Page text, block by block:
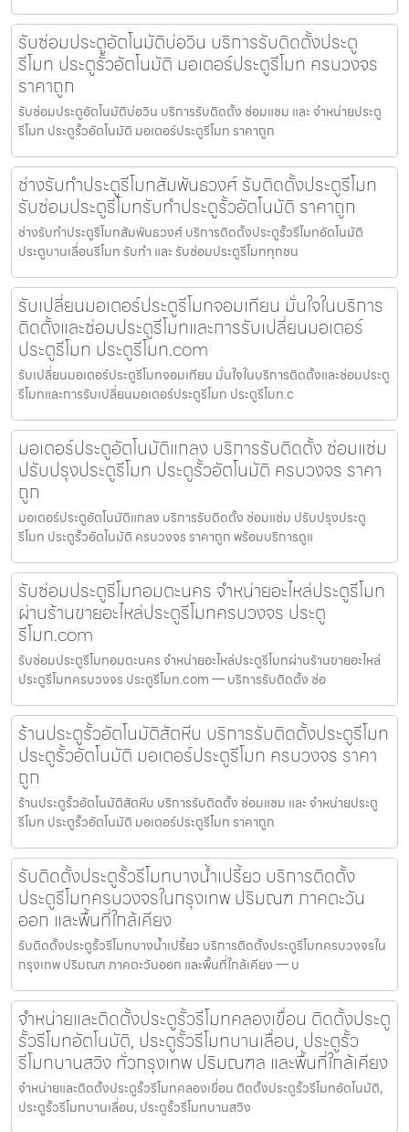
รับซ่อมประตูอัตโนมัติบ่อวิน บริการรับติดตั้งประตู
รีโมท ประตูรั้วอัตโนมัติ มอเตอร์ประตูรีโมท ครบวงจร
ราคาถูก
รับซ่อมประตูอัตโนมัติบ่อวิน บริการรับติดตั้ง ซ่อมแซม และ จำหน่ายประตู
รีโมท ประตูรั้วอัตโนมัติ มอเตอร์ประตูรีโมท ราคาถูก
ช่างรับทำประตูรีโมทสัมพันธวงศ์ รับติดตั้งประตูรีโมท
รับซ่อมประตูรีโมทรับทำประตูรั้วอัตโนมัติ ราคาถูก
ช่างรับทำประตูรีโมทสัมพันธวงศ์ บริการติดตั้งประตูรั้วรีโมทอัตโนมัติ
ประตูบานเลื่อนรีโมท รับทำ และ รับซ่อมประตูรีโมททุกชน
รับเปลี่ยนมอเตอร์ประตูรีโมทจอมเทียน มั่นใจในบริการ
ติดตั้งและซ่อมประตูรีโมทและการรับเปลี่ยนมอเตอร์
ประตูรีโมท ประตูรีโมท.com
รับเปลี่ยนมอเตอร์ประตูรีโมทจอมเทียน มั่นใจในบริการติดตั้งและซ่อมประตู
รีโมทและการรับเปลี่ยนมอเตอร์ประตูรีโมท ประตูรีโมท.c
มอเตอร์ประตูอัตโนมัติแกลง บริการรับติดตั้ง ซ่อมแซ่ม
ปรับปรุงประตูรีโมท ประตูรั้วอัตโนมัติ ครบวงจร ราคา
ถูก
มอเตอร์ประตูอัตโนมัติแกลง บริการรับติดตั้ง ซ่อมแซ่ม ปรับปรุงประตู
รีโมท ประตูรั้วอัตโนมัติ ครบวงจร ราคาถูก พร้อมบริการดูแ
รับซ่อมประตูรีโมทอมตะนคร จำหน่ายอะไหล่ประตูรีโมท
ผ่านร้านขายอะไหล่ประตูรีโมทครบวงจร ประตู
รีโมท.com
รับซ่อมประตูรีโมทอมตะนคร จำหน่ายอะไหล่ประตูรีโมทผ่านร้านขายอะไหล่
ประตูรีโมทครบวงจร ประตูรีโมท.com — บริการรับติดตั้ง ซ่อ
ร้านประตูรั้วอัตโนมัติสัตหีบ บริการรับติดตั้งประตูรีโมท
ประตูรั้วอัตโนมัติ มอเตอร์ประตูรีโมท ครบวงจร ราคา
ถูก
ร้านประตูรั้วอัตโนมัติสัตหีบ บริการรับติดตั้ง ซ่อมแซม และ จำหน่ายประตู
รีโมท ประตูรั้วอัตโนมัติ มอเตอร์ประตูรีโมท ราคาถูก
รับติดตั้งประตูรั้วรีโมทบางน้ำเปรี้ยว บริการติดตั้ง
ประตูรีโมทครบวงจรในกรุงเทพ ปริมณฑ ภาคตะวัน
ออก และพื้นที่ใกล้เคียง
รับติดตั้งประตูรั้วรีโมทบางน้ำเปรี้ยว บริการติดตั้งประตูรีโมทครบวงจรใน
กรุงเทพ ปริมณฑ ภาคตะวันออก และพื้นที่ใกล้เคียง — บ
จำหน่ายและติดตั้งประตูรั้วรีโมทคลองเขื่อน ติดตั้งประตู
รั้วรีโมทอัตโนมัติ, ประตูรั้วรีโมทบานเลื่อน, ประตูรั้ว
รีโมทบานสวิง ทั่วกรุงเทพ ปริมณฑล และพื้นที่ใกล้เคียง
จำหน่ายและติดตั้งประตูรั้วรีโมทคลองเขื่อน ติดตั้งประตูรั้วรีโมทอัตโนมัติ,
ประตูรั้วรีโมทบานเลื่อน, ประตูรั้วรีโมทบานสวิง